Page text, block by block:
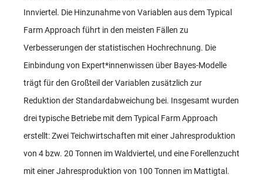
Innviertel. Die Hinzunahme von Variablen aus dem Typical
Farm Approach führt in den meisten Fällen zu
Verbesserungen der statistischen Hochrechnung. Die
Einbindung von Expert*innenwissen über Bayes-Modelle
trägt für den Großteil der Variablen zusätzlich zur
Reduktion der Standardabweichung bei. Insgesamt wurden
drei typische Betriebe mit dem Typical Farm Approach
erstellt: Zwei Teichwirtschaften mit einer Jahresproduktion
von 4 bzw. 20 Tonnen im Waldviertel, und eine Forellenzucht
mit einer Jahresproduktion von 100 Tonnen im Mattigtal.